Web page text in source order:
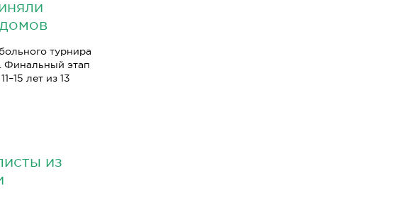
турнира
Финальный этап
лет из 13
из